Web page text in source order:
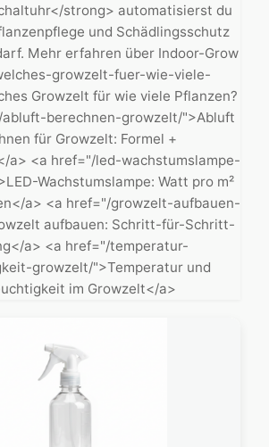
strong> automatisierst du
und Schädlingsschutz
Mehr erfahren über Indoor-Grow
growzelt-fuer-wie-viele-
Growzelt für wie viele Pflanzen?
berechnen-growzelt/">Abluft
für Growzelt: Formel +
a> <a href="/led-wachstumslampe-
Wachstumslampe: Watt pro m²
a> <a href="/growzelt-aufbauen-
aufbauen: Schritt-für-Schritt-
a> <a href="/temperatur-
growzelt/">Temperatur und
im Growzelt</a>